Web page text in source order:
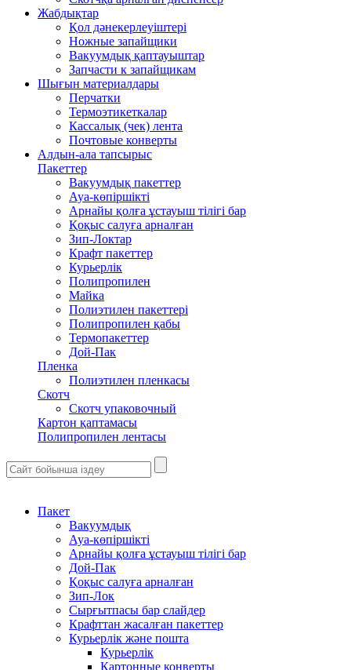
Жабдықтар
Қол дәнекерлеуіштері
Ножные запайщики
Вакуумдық қаптауыштар
Запчасти к запайщикам
Шығын материалдары
Перчатки
Термоэтикеткалар
Кассалық (чек) лента
Почтовые конверты
Алдын-ала тапсырыс
Пакеттер
Вакуумдық пакеттер
Ауа-көпіршікті
Арнайы қолға ұстауыш тілігі бар
Қоқыс салуға арналған
Зип-Локтар
Крафт пакеттер
Курьерлік
Полипропилен
Майка
Полиэтилен пакеттері
Полипропилен қабы
Термопакеттер
Дой-Пак
Пленка
Полиэтилен пленкасы
Скотч
Скотч упаковочный
Картон қаптамасы
Полипропилен лентасы
Пакет
Вакуумдық
Ауа-көпіршікті
Арнайы қолға ұстауыш тілігі бар
Дой-Пак
Қоқыс салуға арналған
Зип-Лок
Сырғытпасы бар слайдер
Крафттан жасалған пакеттер
Курьерлік және пошта
Курьерлік
Картонные конверты